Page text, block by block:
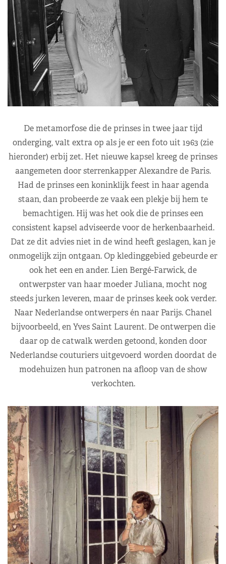
De metamorfose die de prinses in twee jaar tijd
onderging, valt extra op als je er een foto uit 1963 (zie
hieronder) erbij zet. Het nieuwe kapsel kreeg de prinses
aangemeten door sterrenkapper Alexandre de Paris.
Had de prinses een koninklijk feest in haar agenda
staan, dan probeerde ze vaak een plekje bij hem te
bemachtigen. Hij was het ook die de prinses een
consistent kapsel adviseerde voor de herkenbaarheid.
Dat ze dit advies niet in de wind heeft geslagen, kan je
onmogelijk zijn ontgaan. Op kledinggebied gebeurde er
ook het een en ander. Lien Bergé-Farwick, de
ontwerpster van haar moeder Juliana, mocht nog
steeds jurken leveren, maar de prinses keek ook verder.
Naar Nederlandse ontwerpers én naar Parijs. Chanel
bijvoorbeeld, en Yves Saint Laurent. De ontwerpen die
daar op de catwalk werden getoond, konden door
Nederlandse couturiers uitgevoerd worden doordat de
modehuizen hun patronen na afloop van de show
verkochten.